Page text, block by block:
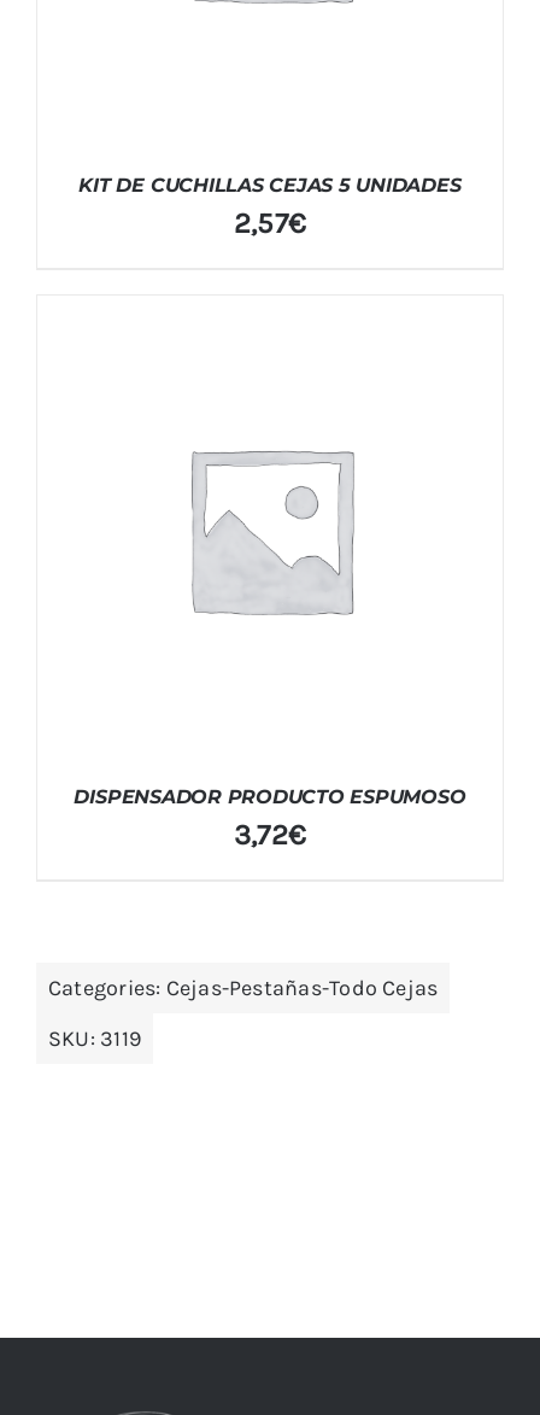
KIT DE CUCHILLAS CEJAS 5 UNIDADES
2,57€
DISPENSADOR PRODUCTO ESPUMOSO
3,72€
Categories: Cejas-Pestañas-Todo Cejas
SKU: 3119